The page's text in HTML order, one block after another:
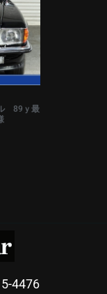
89ｙ最
4476